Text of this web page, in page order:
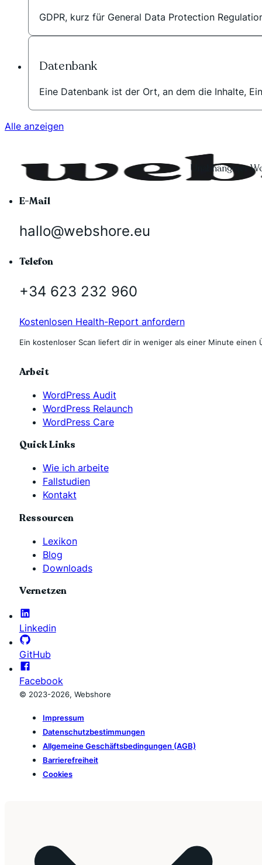
GDPR, kurz für General Data Protection
Datenbank
Eine Datenbank ist der Ort, an dem die Inhalte,
Alle anzeigen
Unabhängiger
E-Mail
hallo@webshore.eu
Telefon
+34 623 232 960
Kostenlosen Health-Report anfordern
Ein kostenloser Scan liefert dir in weniger als einer Minute einen
Arbeit
WordPress Audit
WordPress Relaunch
WordPress Care
Quick Links
Wie ich arbeite
Fallstudien
Kontakt
Ressourcen
Lexikon
Blog
Downloads
Vernetzen
Linkedin
GitHub
Facebook
© 2023-2026, Webshore
Impressum
Datenschutzbestimmungen
Allgemeine Geschäftsbedingungen (AGB)
Barrierefreiheit
Cookies